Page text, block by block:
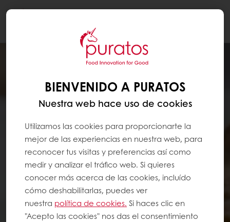
BIENVENIDO A PURATOS
Nuestra web hace uso de cookies
Utilizamos las cookies para proporcionarte la
mejor de las experiencias en nuestra web, para
reconocer tus visitas y preferencias así como
medir y analizar el tráfico web. Si quieres
conocer más acerca de las cookies, incluído
cómo deshabilitarlas, puedes ver
nuestra política de cookies. Si haces clic en
"Acepto las cookies" nos das el consentimiento